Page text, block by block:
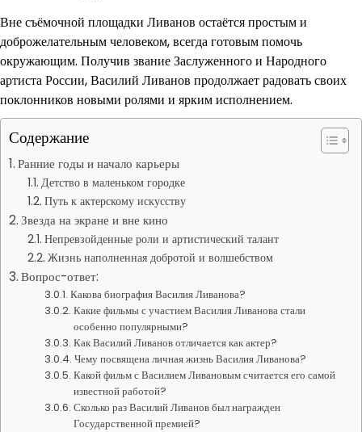
Вне съёмочной площадки Ливанов остаётся простым и
доброжелательным человеком, всегда готовым помочь
окружающим. Получив звание Заслуженного и Народного
артиста России, Василий Ливанов продолжает радовать своих
поклонников новыми ролями и ярким исполнением.
Содержание
Ранние годы и начало карьеры
Детство в маленьком городке
Путь к актерскому искусству
Звезда на экране и вне кино
Непревзойденные роли и артистический талант
Жизнь наполненная добротой и волшебством
Вопрос-ответ:
Какова биография Василия Ливанова?
Какие фильмы с участием Василия Ливанова стали
особенно популярными?
Как Василий Ливанов отличается как актер?
Чему посвящена личная жизнь Василия Ливанова?
Какой фильм с Василием Ливановым считается его самой
известной работой?
Сколько раз Василий Ливанов был награжден
Государственной премией?